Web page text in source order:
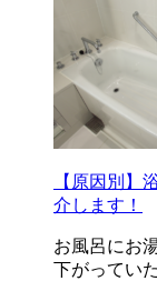
【原因別】
介します！
お風呂にお
下がってい